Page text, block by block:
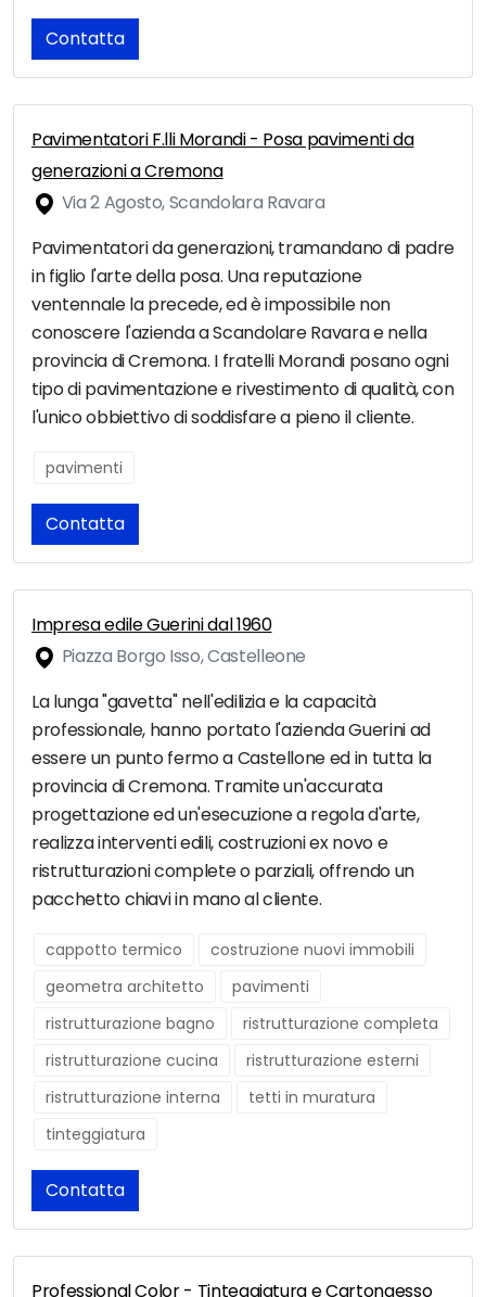
Contatta
Pavimentatori F.lli Morandi - Posa pavimenti da
generazioni a Cremona
Via 2 Agosto, Scandolara Ravara
Pavimentatori da generazioni, tramandano di padre
in figlio l'arte della posa. Una reputazione
ventennale la precede, ed è impossibile non
conoscere l'azienda a Scandolare Ravara e nella
provincia di Cremona. I fratelli Morandi posano ogni
tipo di pavimentazione e rivestimento di qualità, con
l'unico obbiettivo di soddisfare a pieno il cliente.
pavimenti
Contatta
Impresa edile Guerini dal 1960
Piazza Borgo Isso, Castelleone
La lunga "gavetta" nell'edilizia e la capacità
professionale, hanno portato l'azienda Guerini ad
essere un punto fermo a Castellone ed in tutta la
provincia di Cremona. Tramite un'accurata
progettazione ed un'esecuzione a regola d'arte,
realizza interventi edili, costruzioni ex novo e
ristrutturazioni complete o parziali, offrendo un
pacchetto chiavi in mano al cliente.
cappotto termico
costruzione nuovi immobili
geometra architetto
pavimenti
ristrutturazione bagno
ristrutturazione completa
ristrutturazione cucina
ristrutturazione esterni
ristrutturazione interna
tetti in muratura
tinteggiatura
Contatta
Professional Color - Tinteggiatura e Cartongesso